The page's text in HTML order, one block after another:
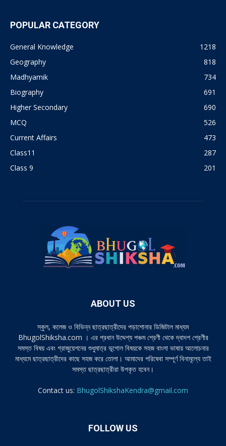
POPULAR CATEGORY
General Knowledge
1218
Geography
818
Madhyamik
734
Biography
691
Higher Secondary
690
MCQ
526
Current Affairs
473
Class11
287
Class 9
201
ABOUT US
স্কুল, কলেজ ও বিভিন্ন ছাত্রছাত্রীদের পড়াশোনার ডিজিটাল মাধ্যম
BhugolShiksha.com । এর প্রধান উদ্দেশ্য পঞ্চম শ্রেণী থেকে দ্বাদশ শ্রেণীর
সমস্ত বিষয় এবং গ্রাজুয়েশনের শুধুমাত্র ভূগোল বিষয়কে সহজ বাংলা ভাষায় আলোচনার
মাধ্যমে ছাত্রছাত্রীদের কাছে সহজ করে তোলা। আমাদের পরিষেবা সম্পূর্ণ বিনামূল্যে তাই
সমস্ত ছাত্রছাত্রীরা উপকৃত হবেন।
Contact us: BhugolShikshaKendra@gmail.com
FOLLOW US